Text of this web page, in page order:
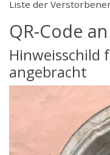
Liste der
QR-Code
Hinweisschild
angebracht